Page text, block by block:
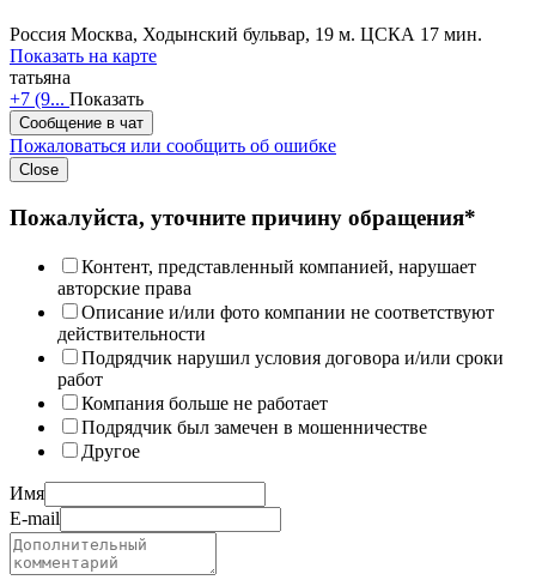
Россия Москва, Ходынский бульвар, 19 м. ЦСКА 17 мин.
Показать на карте
татьяна
+7 (9... Показать
Сообщение в чат
Пожаловаться или сообщить об ошибке
Close
Пожалуйста, уточните причину обращения*
Контент, представленный компанией, нарушает
авторские права
Описание и/или фото компании не соответствуют
действительности
Подрядчик нарушил условия договора и/или сроки
работ
Компания больше не работает
Подрядчик был замечен в мошенничестве
Другое
Имя
E-mail